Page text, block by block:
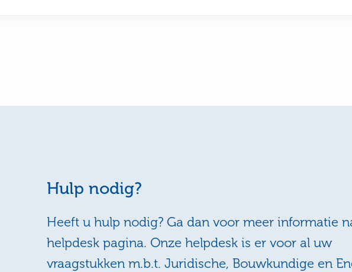
Hulp nodig?
Heeft u hulp nodig? Ga dan voor meer informatie
helpdesk pagina. Onze helpdesk is er voor al uw
vraagstukken m.b.t. Juridische, Bouwkundige en